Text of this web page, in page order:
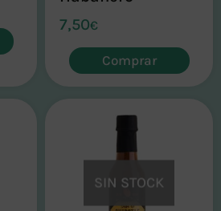
7,50€
Comprar
SIN STOCK